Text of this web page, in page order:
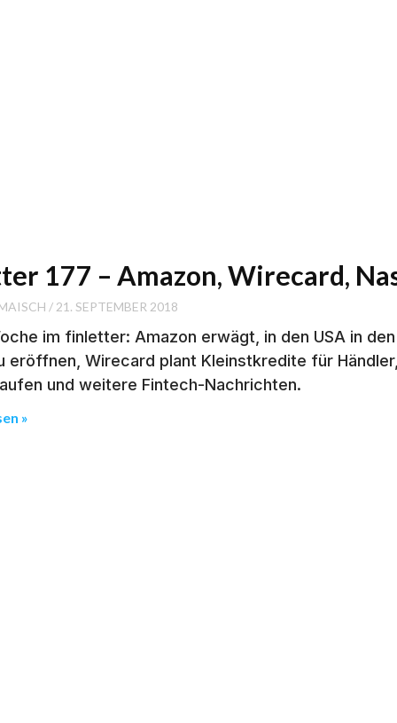
177 – Amazon, Wirecard,
21. SEPTEMBER 2018
im finletter: Amazon erwägt, in den USA in
eröffnen, Wirecard plant Kleinstkredite für
und weitere Fintech-Nachrichten.
»